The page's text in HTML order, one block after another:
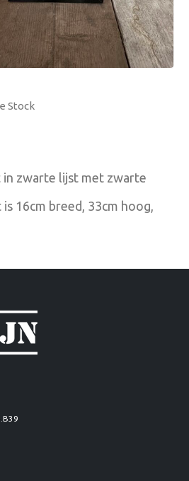
Stock
in zwarte lijst met zwarte
16cm breed, 33cm hoog,